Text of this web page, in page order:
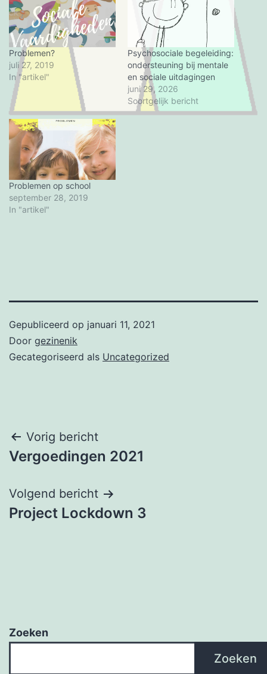
Problemen?
juli 27, 2019
In "artikel"
Psychosociale begeleiding:
ondersteuning bij mentale
en sociale uitdagingen
juni 29, 2026
Soortgelijk bericht
Problemen op school
september 28, 2019
In "artikel"
Gepubliceerd op januari 11, 2021
Door gezinenik
Gecategoriseerd als Uncategorized
Bericht
navigatie
Vorig bericht
Vergoedingen 2021
Volgend bericht
Project Lockdown 3
Zoeken
Zoeken